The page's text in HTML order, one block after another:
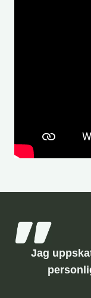
Jag